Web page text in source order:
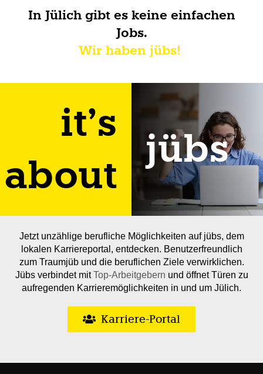
In Jülich gibt es keine einfachen
Jobs.
Wir haben jübs!
it’s
about
jübs
Jetzt unzählige berufliche Möglichkeiten auf jübs, dem
lokalen Karriereportal, entdecken. Benutzerfreundlich
zum Traumjüb und die beruflichen Ziele verwirklichen.
Jübs verbindet mitTop-Arbeitgebern und öffnet Türen zu
aufregenden Karrieremöglichkeiten in und um Jülich.
Karriere-Portal